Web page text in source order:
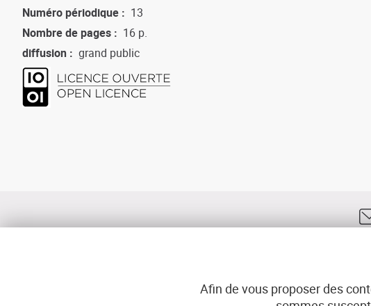
Numéro périodique
13
Nombre de pages
16 p.
diffusion
grand public
18, rue
Afin de vous proposer des